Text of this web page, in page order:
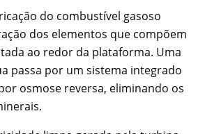
do combustível gasoso
dos elementos que compõem
ao redor da plataforma. Uma
passa por um sistema integrado
osmose reversa, eliminando os